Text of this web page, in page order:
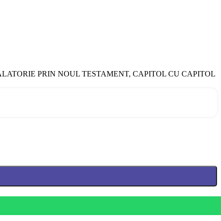
PRIN NOUL TESTAMENT, CAPITOL CU CAPITOL